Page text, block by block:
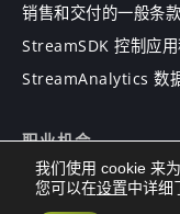
销售和交付的一般条
StreamSDK 控制应
StreamAnalytics 数
职业机会
职业机会
我们使用 cookie 来
您可以在设置中详细